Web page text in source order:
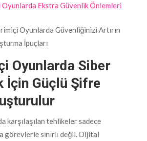
Ekstra Güvenlik Önlemleri
Oyunlarda Güvenliğinizi Artırın
İpuçları
Oyunlarda Siber
İçin Güçlü Şifre
karşılaşılan tehlikeler sadece
görevlerle sınırlı değil. Dijital